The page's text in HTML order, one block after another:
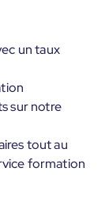
un taux
sur notre
tout au
formation